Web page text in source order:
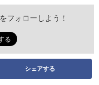
をフォローしよう！
シェアする